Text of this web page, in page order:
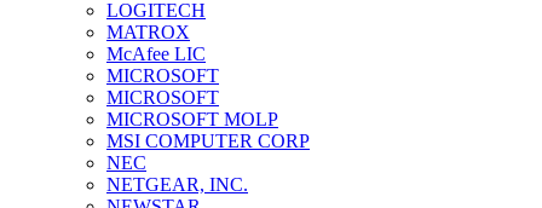
LOGITECH
MATROX
McAfee LIC
MICROSOFT
MICROSOFT
MICROSOFT MOLP
MSI COMPUTER CORP
NEC
NETGEAR, INC.